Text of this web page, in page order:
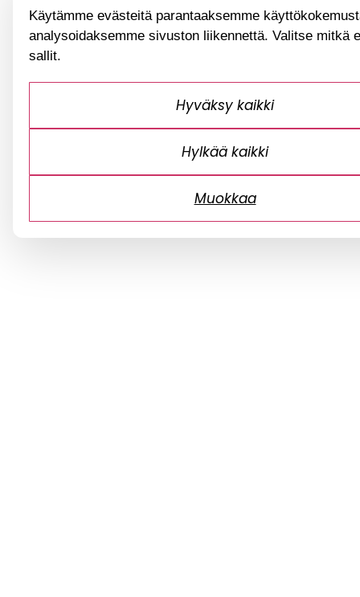
Käytämme evästeitä parantaaksemme
analysoidaksemme sivuston liikennettä. Valitse mitkä
sallit.
Hyväksy kaikki
Hylkää kaikki
Muokkaa